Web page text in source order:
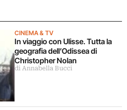
CINEMA & TV
In viaggio con Ulisse. Tutta la
geografia dell’Odissea di
Christopher Nolan
di Annabella Bucci